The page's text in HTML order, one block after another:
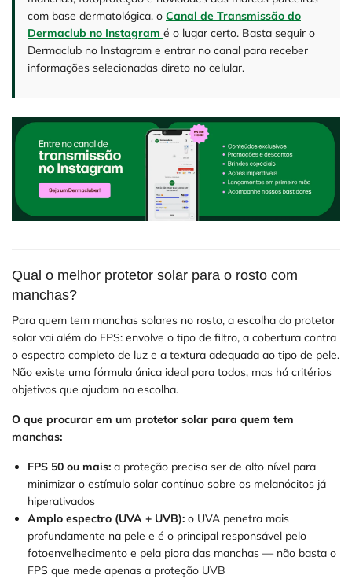
com base dermatológica, o Canal de Transmissão do
Dermaclub no Instagram é o lugar certo. Basta seguir o
Dermaclub no Instagram e entrar no canal para receber
informações selecionadas direto no celular.
Qual o melhor protetor solar para o rosto com
manchas?
Para quem tem manchas solares no rosto, a escolha do protetor
solar vai além do FPS: envolve o tipo de filtro, a cobertura contra
o espectro completo de luz e a textura adequada ao tipo de pele.
Não existe uma fórmula única ideal para todos, mas há critérios
objetivos que ajudam na escolha.
O que procurar em um protetor solar para quem tem
manchas:
FPS 50 ou mais: a proteção precisa ser de alto nível para
minimizar o estímulo solar contínuo sobre os melanócitos já
hiperativados
Amplo espectro (UVA + UVB): o UVA penetra mais
profundamente na pele e é o principal responsável pelo
fotoenvelhecimento e pela piora das manchas — não basta o
FPS que mede apenas a proteção UVB